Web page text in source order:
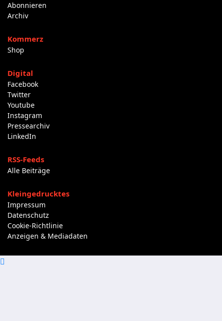
Abonnieren
Archiv
Kommerz
Shop
Digital
Facebook
Twitter
Youtube
Instagram
Pressearchiv
LinkedIn
RSS-Feeds
Alle Beiträge
Kleingedrucktes
Impressum
Datenschutz
Cookie-Richtlinie
Anzeigen & Mediadaten